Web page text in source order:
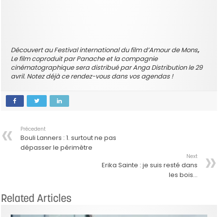
Découvert au Festival international du film d’Amour de Mons,
Le film coproduit par Panache et la compagnie
cinématographique sera distribué par Anga Distribution le 29
avril. Notez déjà ce rendez-vous dans vos agendas !
Précedent
Bouli Lanners : 1. surtout ne pas
dépasser le périmètre
Next
Erika Sainte : je suis resté dans
les bois…
Related Articles